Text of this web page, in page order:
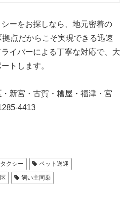
ーをお探しなら、地元密着の
点だからこそ実現できる迅速
イバーによる丁寧な対応で、大
トします。
・新宮・古賀・糟屋・福津・宮
4413
クシー
ペット送迎
飼い主同乗